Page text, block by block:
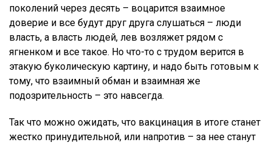
поколений через десять – воцарится взаимное
доверие и все будут друг друга слушаться – люди
власть, а власть людей, лев возляжет рядом с
ягненком и все такое. Но что-то с трудом верится в
этакую буколическую картину, и надо быть готовым к
тому, что взаимный обман и взаимная же
подозрительность – это навсегда.
Так что можно ожидать, что вакцинация в итоге станет
жестко принудительной, или напротив – за нее станут